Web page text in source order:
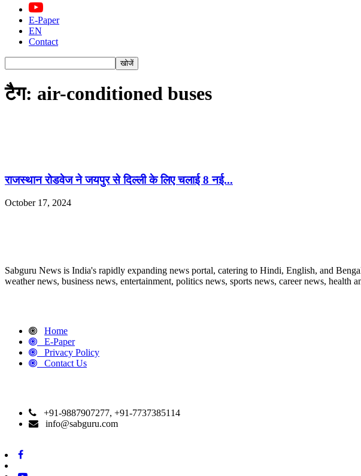
E-Paper
EN
Contact
टैग: air-conditioned buses
राजस्थान रोडवेज ने जयपुर से दिल्ली के लिए चलाई 8 नई...
October 17, 2024
Sabguru News is India's rapidly expanding news portal, catering to Hindi, English, and
weather news, business news, entertainment, politics news, sports news, career news, health
Home
E-Paper
Privacy Policy
Contact Us
+91-9887907277, +91-7737385114
info@sabguru.com